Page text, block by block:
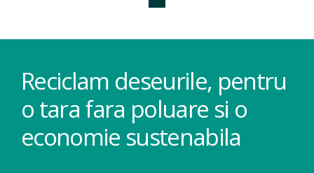
Reciclam deseurile, pentru
o tara fara poluare si o
economie sustenabila